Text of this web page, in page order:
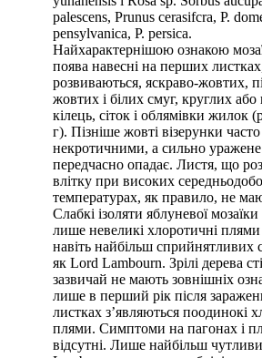
palescens, Prunus cerasifcra, P.
pensylvanica, P. persica.
Найхарактернішою ознакою
поява навесні на перших
розвиваються, яскраво-жовтих,
жовтих і білих смуг, круглих
кілець, сіток і облямівки жилок
г). Пізніше жовті візерунки
некротичними, а сильно
передчасно опадає. Листя, що
влітку при високих
температурах, як правило, не
Слабкі ізоляти яблуневої
лише невеликі хлоротичні
навіть найбільш сприйнятливих
як Lord Lambourn. Зрілі дерева
зазвичай не мають зовнішніх
лише в перший рік після
листках з’являються поодинокі
плями. Симптоми на пагонах і
відсутні. Лише найбільш